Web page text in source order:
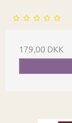
179,00 DKK